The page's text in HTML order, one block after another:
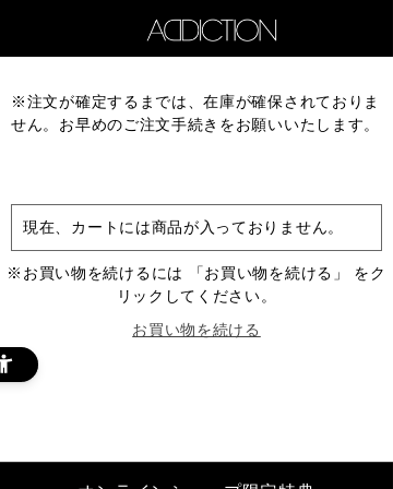
※注文が確定するまでは、在庫が確保されておりま
せん。お早めのご注文手続きをお願いいたします。
現在、カートには商品が入っておりません。
※お買い物を続けるには 「お買い物を続ける」 をク
リックしてください。
お買い物を続ける